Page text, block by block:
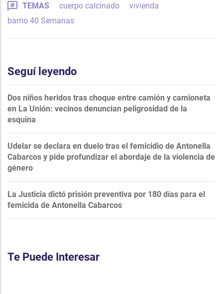
TEMAS cuerpo calcinado
vivienda
barrio 40 Semanas
Seguí leyendo
Dos niños heridos tras choque entre camión y camioneta
en La Unión: vecinos denuncian peligrosidad de la
esquina
Udelar se declara en duelo tras el femicidio de Antonella
Cabarcos y pide profundizar el abordaje de la violencia de
género
La Justicia dictó prisión preventiva por 180 días para el
femicida de Antonella Cabarcos
Te Puede Interesar